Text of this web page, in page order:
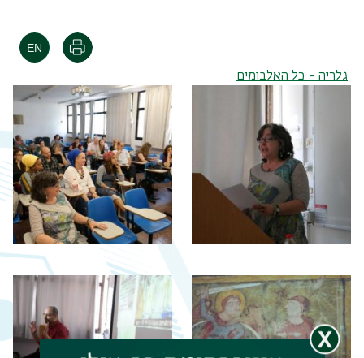
הדפסה
גלריה - כל האלבומים